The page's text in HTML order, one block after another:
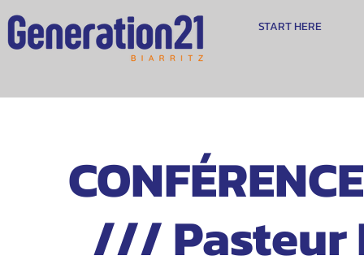
START HERE
/// Pasteur